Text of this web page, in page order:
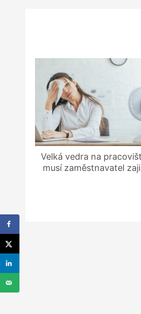
Velká vedra na
musí zaměstnavatel